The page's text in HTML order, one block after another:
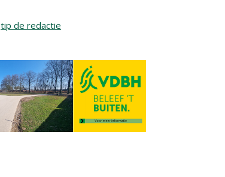
tip de redactie